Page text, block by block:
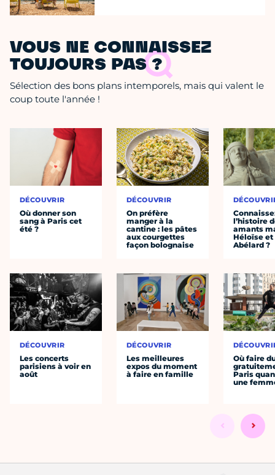
VOUS NE CONNAISSEZ
TOUJOURS PAS ?
Sélection des bons plans intemporels, mais qui valent le
coup toute l'année !
DÉCOUVRIR
Où donner son
sang à Paris cet
été ?
DÉCOUVRIR
Les concerts
parisiens à voir en
août
DÉCOUVRIR
On préfère
manger à la
cantine : les pâtes
aux courgettes
façon bolognaise
DÉCOUVRIR
Les meilleures
expos du moment
à faire en famille
l’histoire
amants
Héloïse et
Abélard ?
Où faire
Paris
une